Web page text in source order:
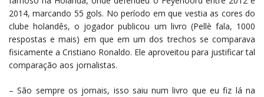
2014, marcando 55 gols. No período em que vestia as cores do
clube holandês, o jogador publicou um livro (Pellè fala, 1000
respostas e mais) em que em um dos trechos se comparava
fisicamente a Cristiano Ronaldo. Ele aproveitou para justificar tal
comparação aos jornalistas.
– São sempre os jornais, isso saiu num livro que eu fiz lá na